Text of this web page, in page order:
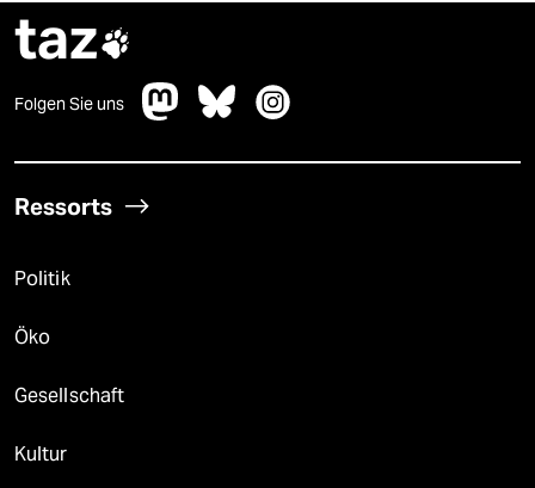
taz
Folgen Sie uns
Ressorts
Politik
Öko
Gesellschaft
Kultur